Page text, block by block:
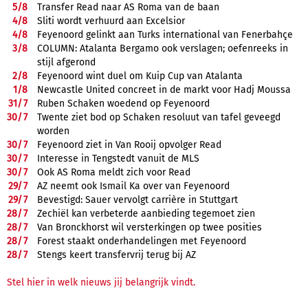
5/8
Transfer Read naar AS Roma van de baan
4/8
Sliti wordt verhuurd aan Excelsior
4/8
Feyenoord gelinkt aan Turks international van Fenerbahçe
3/8
COLUMN: Atalanta Bergamo ook verslagen; oefenreeks in
stijl afgerond
2/8
Feyenoord wint duel om Kuip Cup van Atalanta
1/8
Newcastle United concreet in de markt voor Hadj Moussa
31/7
Ruben Schaken woedend op Feyenoord
30/7
Twente ziet bod op Schaken resoluut van tafel geveegd
worden
30/7
Feyenoord ziet in Van Rooij opvolger Read
30/7
Interesse in Tengstedt vanuit de MLS
30/7
Ook AS Roma meldt zich voor Read
29/7
AZ neemt ook Ismail Ka over van Feyenoord
29/7
Bevestigd: Sauer vervolgt carrière in Stuttgart
28/7
Zechiël kan verbeterde aanbieding tegemoet zien
28/7
Van Bronckhorst wil versterkingen op twee posities
28/7
Forest staakt onderhandelingen met Feyenoord
28/7 Stengs keert transfervrij terug bij AZ
Stel hier in welk nieuws jij belangrijk vindt.